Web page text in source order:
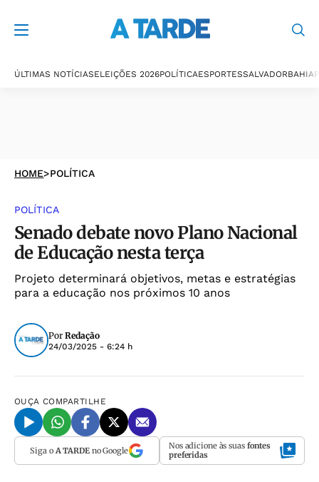
ÚLTIMAS NOTÍCIASELEIÇÕES 2026POLÍTICAESPORTESSALVADORBAHIA
HOME>POLÍTICA
POLÍTICA
Senado debate novo Plano Nacional
de Educação nesta terça
Projeto determinará objetivos, metas e estratégias
para a educação nos próximos 10 anos
Por Redação
24/03/2025 - 6:24 h
OUÇA COMPARTILHE
Siga o A TARDEno Google Nos adicione às suas fontes
preferidas